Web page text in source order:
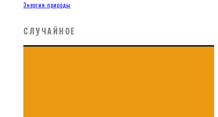
Энергия природы
СЛУЧАЙНОЕ